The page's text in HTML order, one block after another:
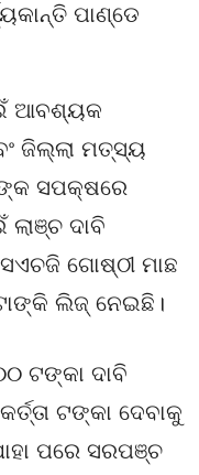
ପାଣ୍ଡେ
ଆବଶ୍ୟକ
ଜିଲ୍ଲା ମତ୍ସ୍ୟ
ସପକ୍ଷରେ
ଦାବି
ଗୋଷ୍ଠୀ ମାଛ
ଲିଜ୍ ନେଇଛି।
ଟଙ୍କା ଦାବି
ଟଙ୍କା ଦେବାକୁ
ପରେ ସରପଞ୍ଚ